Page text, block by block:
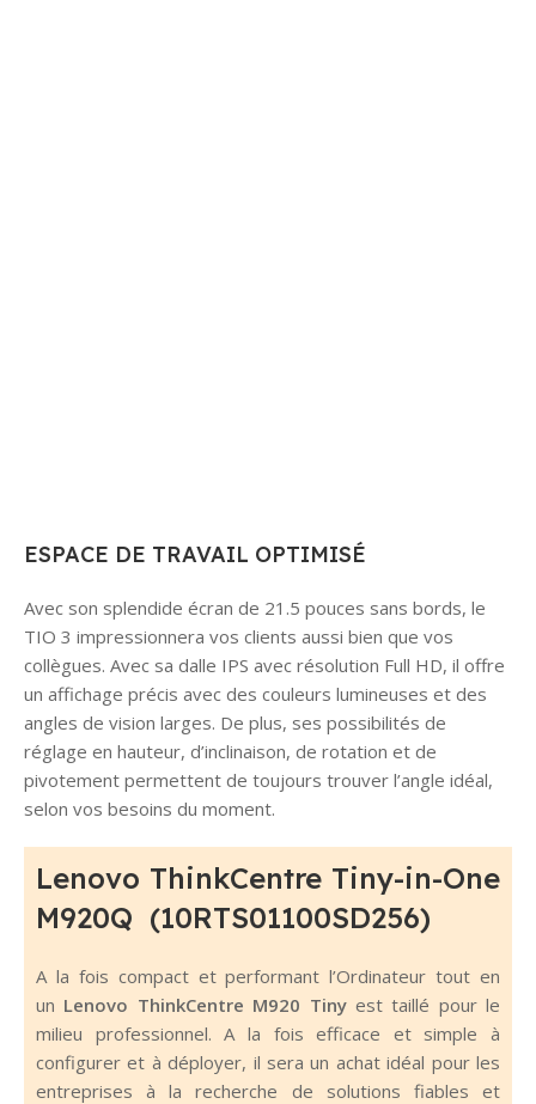
ESPACE DE TRAVAIL OPTIMISÉ
Avec son splendide écran de 21.5 pouces sans bords, le
TIO 3 impressionnera vos clients aussi bien que vos
collègues. Avec sa dalle IPS avec résolution Full HD, il offre
un affichage précis avec des couleurs lumineuses et des
angles de vision larges. De plus, ses possibilités de
réglage en hauteur, d’inclinaison, de rotation et de
pivotement permettent de toujours trouver l’angle idéal,
selon vos besoins du moment.
Lenovo ThinkCentre Tiny-in-One
M920Q (10RTS01100SD256)
A la fois compact et performant l’Ordinateur tout en
un Lenovo ThinkCentre M920 Tiny est taillé pour le
milieu professionnel. A la fois efficace et simple à
configurer et à déployer, il sera un achat idéal pour les
entreprises à la recherche de solutions fiables et